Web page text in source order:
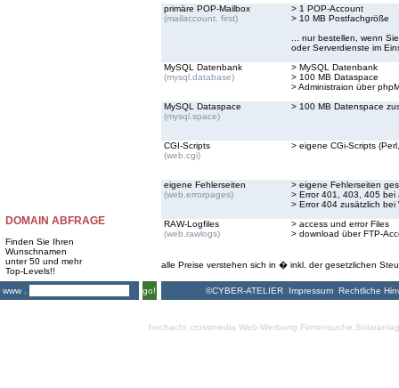
DOMAIN ABFRAGE
Finden Sie Ihren
Wunschnamen
unter 50 und mehr
Top-Levels!!
www .
go!
primäre POP-Mailbox
(mailaccount. first)
> 1 POP-Account
> 10 MB Postfachgröße
... nur bestellen, wenn
oder Serverdienste im
MySQL Datenbank
(mysql.database)
> MySQL Datenbank
> 100 MB Dataspace
> Administraion über
MySQL Dataspace
(mysql.space)
> 100 MB Datenspace
CGI-Scripts
(web.cgi)
> eigene CGi-Scripts
eigene Fehlerseiten
(web.errorpages)
> eigene Fehlerseiten
> Error 401, 403, 405 bei
> Error 404 zusätzlich bei
RAW-Logfiles
(web.rawlogs)
> access und error Files
> download über FTP-
alle Preise verstehen sich in � inkl. der gesetzlichen
©CYBER-ATELIER Impressum Rechtliche
hochacht crossmedia Web-Werbung Firmensuche